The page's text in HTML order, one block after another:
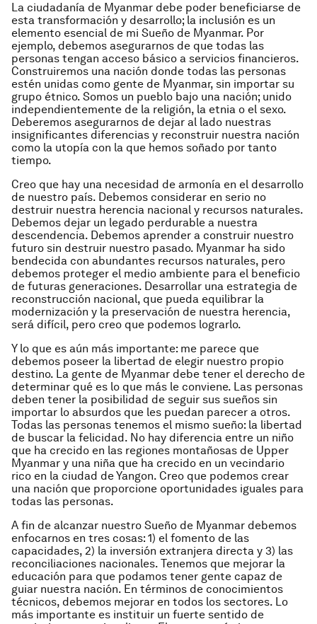
La ciudadanía de Myanmar debe poder beneficiarse de
esta transformación y desarrollo; la inclusión es un
elemento esencial de mi Sueño de Myanmar. Por
ejemplo, debemos asegurarnos de que todas las
personas tengan acceso básico a servicios financieros.
Construiremos una nación donde todas las personas
estén unidas como gente de Myanmar, sin importar su
grupo étnico. Somos un pueblo bajo una nación; unido
independientemente de la religión, la etnia o el sexo.
Deberemos asegurarnos de dejar al lado nuestras
insignificantes diferencias y reconstruir nuestra nación
como la utopía con la que hemos soñado por tanto
tiempo.
Creo que hay una necesidad de armonía en el desarrollo
de nuestro país. Debemos considerar en serio no
destruir nuestra herencia nacional y recursos naturales.
Debemos dejar un legado perdurable a nuestra
descendencia. Debemos aprender a construir nuestro
futuro sin destruir nuestro pasado. Myanmar ha sido
bendecida con abundantes recursos naturales, pero
debemos proteger el medio ambiente para el beneficio
de futuras generaciones. Desarrollar una estrategia de
reconstrucción nacional, que pueda equilibrar la
modernización y la preservación de nuestra herencia,
será difícil, pero creo que podemos lograrlo.
Y lo que es aún más importante: me parece que
debemos poseer la libertad de elegir nuestro propio
destino. La gente de Myanmar debe tener el derecho de
determinar qué es lo que más le conviene. Las personas
deben tener la posibilidad de seguir sus sueños sin
importar lo absurdos que les puedan parecer a otros.
Todas las personas tenemos el mismo sueño: la libertad
de buscar la felicidad. No hay diferencia entre un niño
que ha crecido en las regiones montañosas de Upper
Myanmar y una niña que ha crecido en un vecindario
rico en la ciudad de Yangon. Creo que podemos crear
una nación que proporcione oportunidades iguales para
todas las personas.
A fin de alcanzar nuestro Sueño de Myanmar debemos
enfocarnos en tres cosas: 1) el fomento de las
capacidades, 2) la inversión extranjera directa y 3) las
reconciliaciones nacionales. Tenemos que mejorar la
educación para que podamos tener gente capaz de
guiar nuestra nación. En términos de conocimientos
técnicos, debemos mejorar en todos los sectores. Lo
más importante es instituir un fuerte sentido de